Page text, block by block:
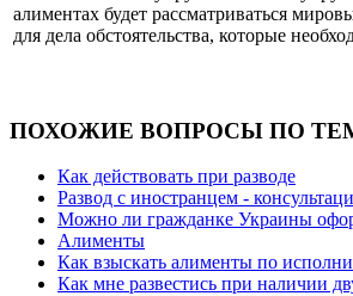
алиментах будет рассматриваться
для дела обстоятельства, которые
ПОХОЖИЕ ВОПРОСЫ ПО
Как действовать при разводе
Развод с иностранцем -
Можно ли гражданке Украины
Алименты
Как взыскать алименты по
Как мне развестись при наличии